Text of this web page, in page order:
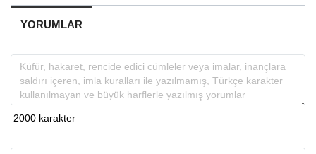
YORUMLAR